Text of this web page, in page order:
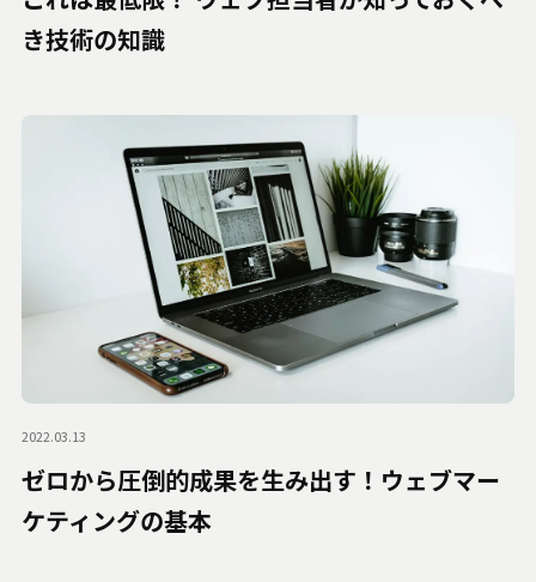
き技術の知識
2022.03.13
ゼロから圧倒的成果を生み出す！ウェブマー
ケティングの基本